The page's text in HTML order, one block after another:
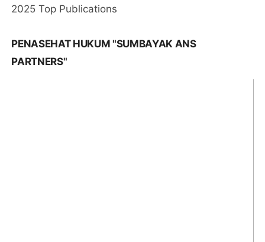
2025 Top Publications
PENASEHAT HUKUM "SUMBAYAK ANS
PARTNERS"